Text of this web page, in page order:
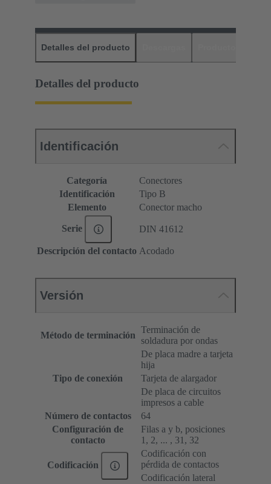
Detalles del producto
Detalles del producto
Identificación
Categoría
Conectores
Identificación
Tipo B
Elemento
Conector macho
Serie DIN 41612
Descripción del contacto Acodado
Versión
Método de terminación
Terminación de
soldadura por ondas
Tipo de conexión
De placa madre a tarjeta
hija
Tarjeta de alargador
De placa de circuitos
impresos a cable
Número de contactos
64
Configuración de
contacto
Filas a y b, posiciones
1, 2, ... , 31, 32
Codificación
Codificación con
pérdida de contactos
Codificación lateral